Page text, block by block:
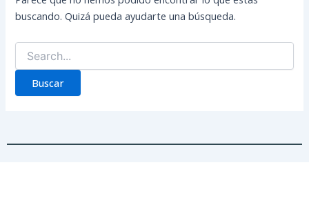
buscando. Quizá pueda ayudarte una búsqueda.